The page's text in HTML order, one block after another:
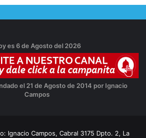
es 6 de Agosto del 2026
el 21 de Agosto de 2014 por Ignacio
Campos
Ignacio Campos, Cabral 3175 Dpto. 2, La